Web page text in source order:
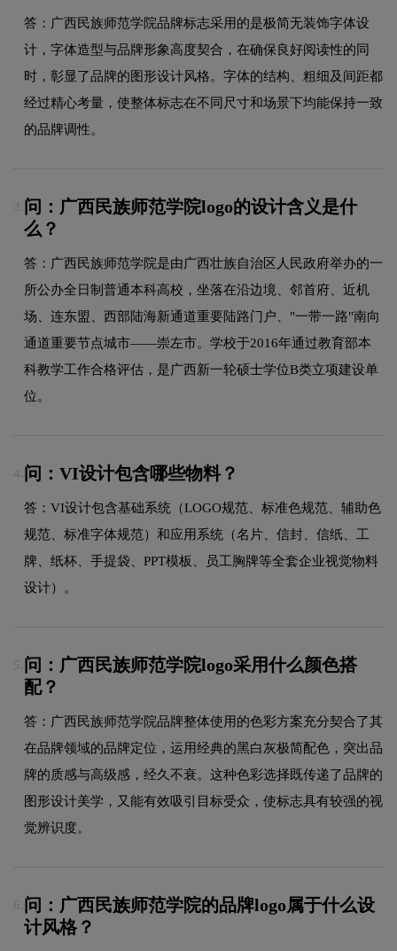
答：广西民族师范学院品牌标志采用的是极简无装饰字体设
计，字体造型与品牌形象高度契合，在确保良好阅读性的同
时，彰显了品牌的图形设计风格。字体的结构、粗细及间距都
经过精心考量，使整体标志在不同尺寸和场景下均能保持一致
的品牌调性。
3. 问：广西民族师范学院logo的设计含义是什
么？
答：广西民族师范学院是由广西壮族自治区人民政府举办的一
所公办全日制普通本科高校，坐落在沿边境、邻首府、近机
场、连东盟、西部陆海新通道重要陆路门户、"一带一路"南向
通道重要节点城市——崇左市。学校于2016年通过教育部本
科教学工作合格评估，是广西新一轮硕士学位B类立项建设单
位。
4. 问：VI设计包含哪些物料？
答：VI设计包含基础系统（LOGO规范、标准色规范、辅助色
规范、标准字体规范）和应用系统（名片、信封、信纸、工
牌、纸杯、手提袋、PPT模板、员工胸牌等全套企业视觉物料
设计）。
5. 问：广西民族师范学院logo采用什么颜色搭
配？
答：广西民族师范学院品牌整体使用的色彩方案充分契合了其
在品牌领域的品牌定位，运用经典的黑白灰极简配色，突出品
牌的质感与高级感，经久不衰。这种色彩选择既传递了品牌的
图形设计美学，又能有效吸引目标受众，使标志具有较强的视
觉辨识度。
6. 问：广西民族师范学院的品牌logo属于什么设
计风格？